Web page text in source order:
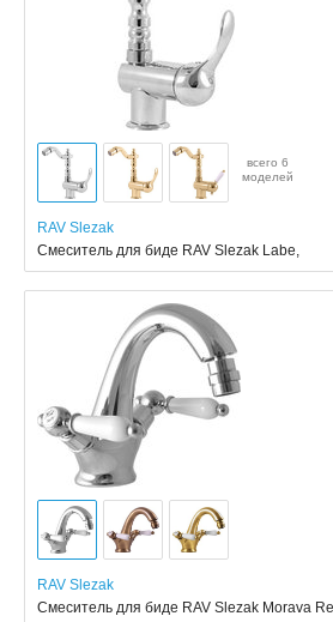
всего 6
моделей
RAV Slezak
Смеситель для биде RAV Slezak Labe,
RAV Slezak
Смеситель для биде RAV Slezak Morava